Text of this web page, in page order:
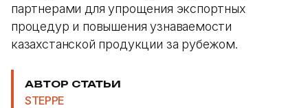
партнерами для упрощения экспортных
процедур и повышения узнаваемости
казахстанской продукции за рубежом.
АВТОР СТАТЬИ
STEPPE